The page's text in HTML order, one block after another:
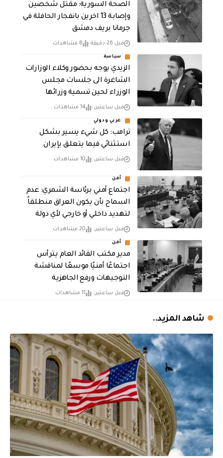
الصحة السورية: مقتل شخصين
وإصابة 13 اخرين بانفجار الحافلة في
جرمانا بريف دمشق
قبل 26 دقيقة 8 مشاهدات
سياسة
الزيدي يوجه بحضور وكلاء الوزارات
الشاغرة الى جلسات مجلس
الوزراء لحين تسمية وزرائها
قبل ساعتين 14 مشاهدات
عربي ودولي
ترامب: كل شيء يسير بشكل
استثنائي فيما يتعلق بإيران
قبل ساعتين 10 مشاهدات
أمن
اجتماع أمني برئاسة الشمري: عدم
السماح بأن يكون العراق منطلقاً
لتهديد داخلي أو خارجي لأي دولة
قبل ساعتين 20 مشاهدات
أمن
مدير مكتب القائد العام يترأس
اجتماعًا أمنيًا موسعًا لمناقشة
التوجيهات ورفع الجاهزية
قبل ساعتين 11 مشاهدات
شاهد المزيد..